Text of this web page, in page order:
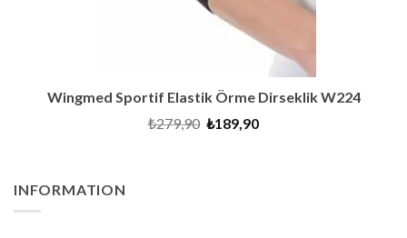
Wingmed Sportif Elastik Örme Dirseklik W224
₺279,90 Original
₺189,90Current
INFORMATION